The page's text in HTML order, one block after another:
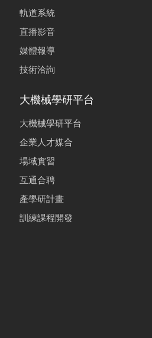
軌道系統
直播影音
媒體報導
技術洽詢
大機械學研平台
大機械學研平台
企業人才媒合
場域實習
互通合聘
產學研計畫
訓練課程開發